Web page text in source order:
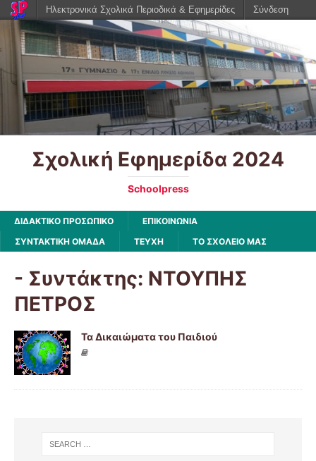
Σχολική Εφημερίδα 2024
Schoolpress
ΔΙΔΑΚΤΙΚΟ ΠΡΟΣΩΠΙΚΟ
ΕΠΙΚΟΙΝΩΝΙΑ
ΣΥΝΤΑΚΤΙΚΗ ΟΜΑΔΑ
ΤΕΥΧΗ ΤΟ ΣΧΟΛΕΙΟ ΜΑΣ
- Συντάκτης: ΝΤΟΥΠΗΣ
ΠΕΤΡΟΣ
Τα Δικαιώματα του Παιδιού
Ηλεκτρονικά Σχολικά Περιοδικά & Εφημερίδες Σύνδεση